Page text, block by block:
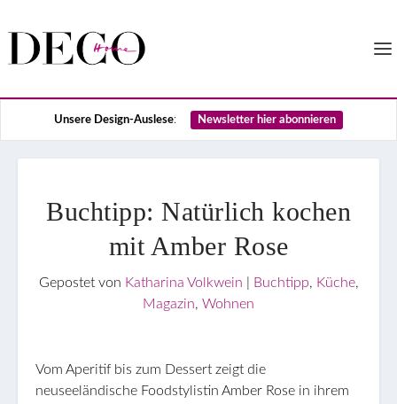
Unsere Design-Auslese: Newsletter hier abonnieren
Buchtipp: Natürlich kochen
mit Amber Rose
Gepostet von Katharina Volkwein Buchtipp, Küche,
Magazin, Wohnen
Vom Aperitif bis zum Dessert zeigt die
neuseeländische Foodstylistin Amber Rose in ihrem